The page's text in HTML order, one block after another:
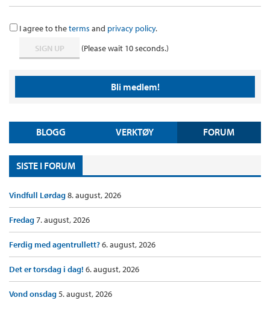
I agree to theterms and privacy policy.
(Please wait 9seconds.)
Bli medlem!
BLOGG VERKTØY FORUM
SISTE I FORUM
Vindfull Lørdag8. august, 2026
Fredag7. august, 2026
Ferdig med agentrullett?6. august, 2026
Det er torsdag i dag! 6. august, 2026
Vond onsdag5. august, 2026